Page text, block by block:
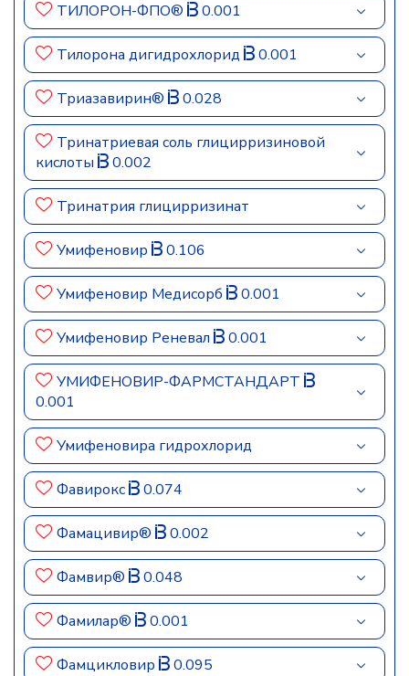
ТИЛОРОН-ФПО® 0.001
Тилорона дигидрохлорид 0.001
Триазавирин® 0.028
Тринатриевая соль глицирризиновой
кислоты
0.002
Тринатрия глицирризинат
Умифеновир 0.106
Умифеновир Медисорб 0.001
Умифеновир Реневал 0.001
УМИФЕНОВИР-ФАРМСТАНДАРТ
0.001
Умифеновира гидрохлорид
Фавирокс 0.074
Фамацивир® 0.002
Фамвир® 0.048
Фамилар® 0.001
Фамцикловир 0.095